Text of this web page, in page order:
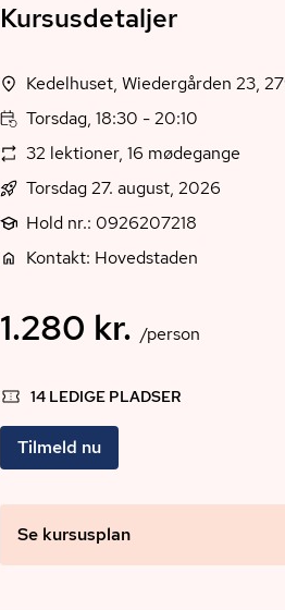
Kursusdetaljer
Torsdag, 18:30 - 20:10
32 lektioner, 16 mødegange
Torsdag 27. august, 2026
Hold nr.: 0926207218
Kontakt: Hovedstaden
1.280 kr. /person
14 LEDIGE PLADSER
Tilmeld nu
Se kursusplan